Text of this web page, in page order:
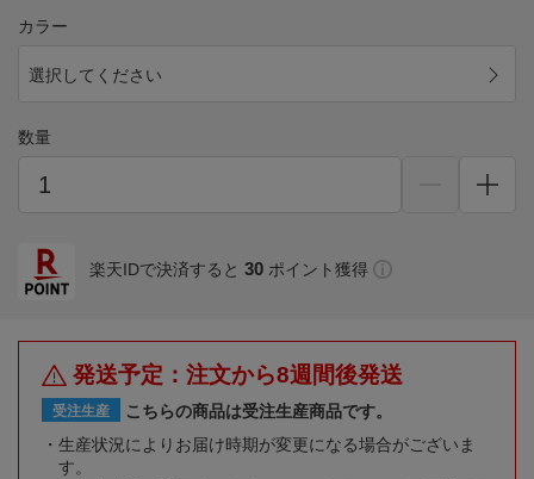
カラー
選択してください
数量
楽天IDで決済すると 30 ポイント獲得
発送予定：注文から8週間後発送
受注生産
こちらの商品は受注生産商品です。
生産状況によりお届け時期が変更になる場合がございま
す。